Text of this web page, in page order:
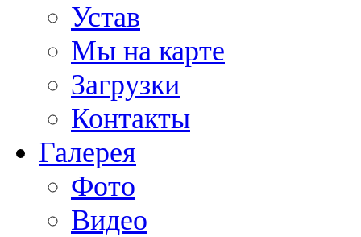
Устав
Мы на карте
Загрузки
Контакты
Галерея
Фото
Видео